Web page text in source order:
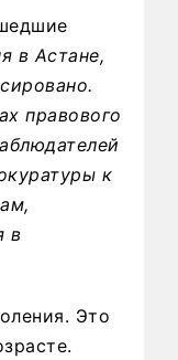
в Астане,
правового
к
в
Это